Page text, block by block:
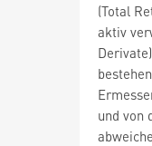
(Total
aktiv
und von